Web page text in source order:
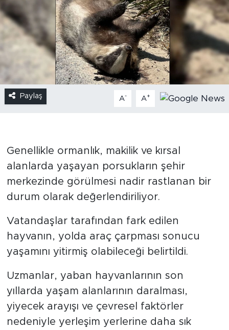
Paylaş A- A+
Genellikle ormanlık, makilik ve kırsal
alanlarda yaşayan porsukların şehir
merkezinde görülmesi nadir rastlanan bir
durum olarak değerlendiriliyor.
Vatandaşlar tarafından fark edilen
hayvanın, yolda araç çarpması sonucu
yaşamını yitirmiş olabileceği belirtildi.
Uzmanlar, yaban hayvanlarının son
yıllarda yaşam alanlarının daralması,
yiyecek arayışı ve çevresel faktörler
nedeniyle yerleşim yerlerine daha sık